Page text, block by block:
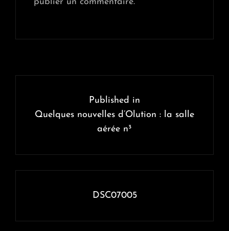
l’article
Published in
Quelques nouvelles d’Olution : la salle
aérée n³
DSC07005